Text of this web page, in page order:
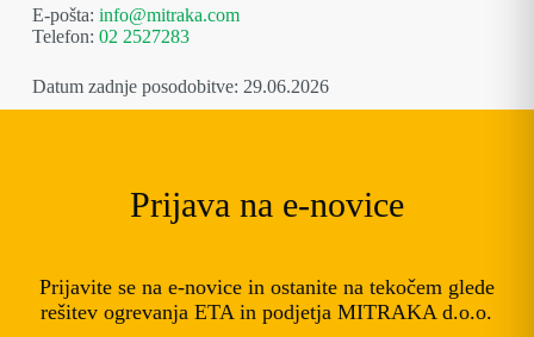
E-pošta: info@mitraka.com
Telefon: 02 2527283
Datum zadnje posodobitve: 29.06.2026
Prijava na e-novice
Prijavite se na e-novice in ostanite na tekočem glede
rešitev ogrevanja ETA in podjetja MITRAKA d.o.o.